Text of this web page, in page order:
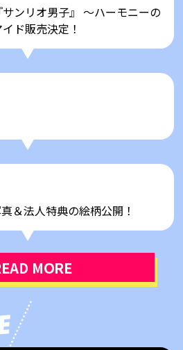
ンリオ男子』 ～ハーモニーの
ド販売決定！
＆法人特典の絵柄公開！